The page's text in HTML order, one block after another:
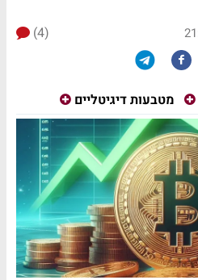
(4)
מטבעות דיגיטליים